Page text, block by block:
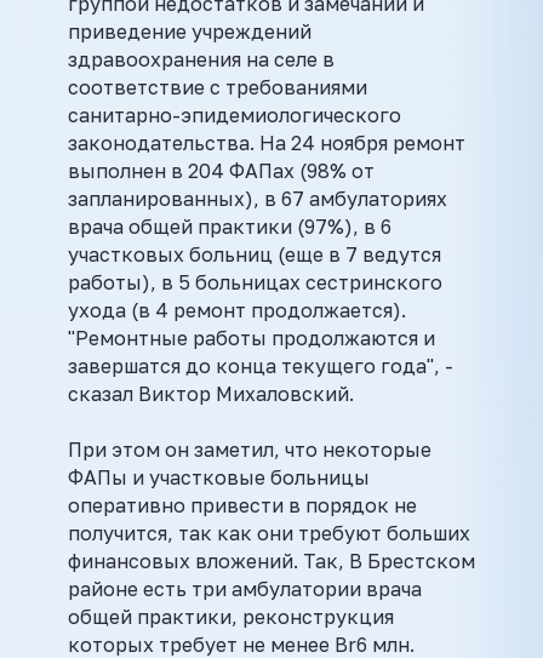
приведение учреждений
здравоохранения на селе в
соответствие с требованиями
санитарно-эпидемиологического
законодательства. На 24 ноября ремонт
выполнен в 204 ФАПах (98% от
запланированных), в 67 амбулаториях
врача общей практики (97%), в 6
участковых больниц (еще в 7 ведутся
работы), в 5 больницах сестринского
ухода (в 4 ремонт продолжается).
"Ремонтные работы продолжаются и
завершатся до конца текущего года", -
сказал Виктор Михаловский.
При этом он заметил, что некоторые
ФАПы и участковые больницы
оперативно привести в порядок не
получится, так как они требуют больших
финансовых вложений. Так, В Брестском
районе есть три амбулатории врача
общей практики, реконструкция
которых требует не менее Br6 млн.